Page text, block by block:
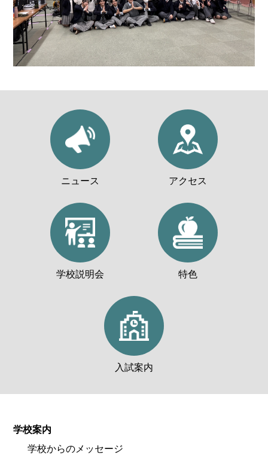
ニュース アクセス
学校説明会 特色
入試案内
学校案内
学校からのメッセージ